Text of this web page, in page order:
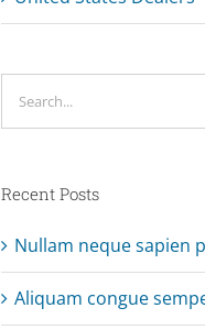
Recent Posts
Nullam neque sapien
Aliquam congue